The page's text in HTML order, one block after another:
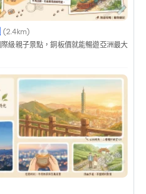
(2.4km)
級親子景點，銅板價就能暢遊亞洲最大